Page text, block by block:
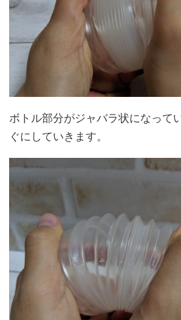
ボトル部分がジャバラ状になって
ぐにしていきます。